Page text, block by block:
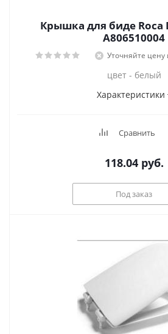
Крышка для биде Roca
A806510004
Уточняйте цену
цвет - белый
Характеристики
Сравнить
118.04 руб.
Под заказ